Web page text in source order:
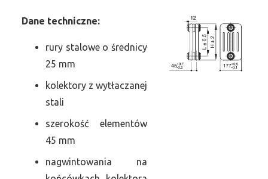
Dane techniczne:
rury stalowe o średnicy
25 mm
kolektory z wytłaczanej
stali
szerokość elementów
45 mm
nagwintowania na